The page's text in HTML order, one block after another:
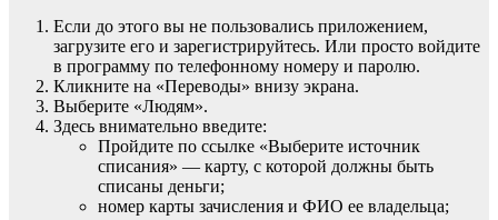
Если до этого вы не пользовались приложением,
загрузите его и зарегистрируйтесь. Или просто войдите
в программу по телефонному номеру и паролю.
Кликните на «Переводы» внизу экрана.
Выберите «Людям».
Здесь внимательно введите:
Пройдите по ссылке «Выберите источник
списания» — карту, с которой должны быть
списаны деньги;
номер карты зачисления и ФИО ее владельца;